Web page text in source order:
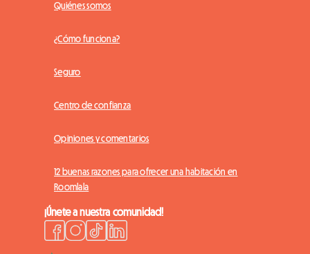
Quiénes somos
¿Cómo funciona?
Seguro
Centro de confianza
Opiniones y comentarios
12 buenas razones para ofrecer una habitación en
Roomlala
¡Únete a nuestra comunidad!